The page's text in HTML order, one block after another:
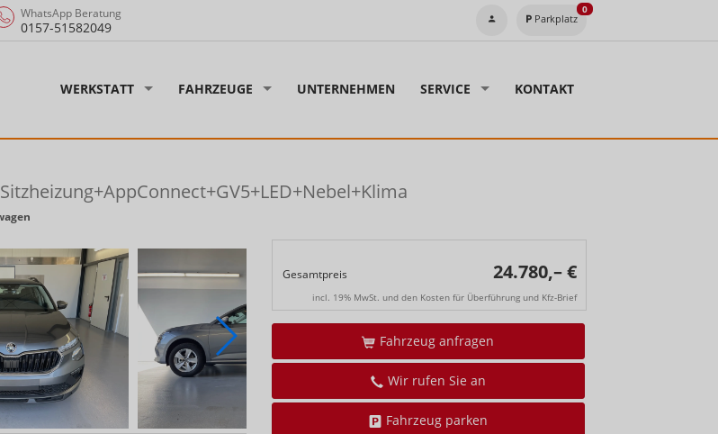
WhatsApp Beratung
0157-51582049
Parkplatz
0
WERKSTATT FAHRZEUGE UNTERNEHMEN SERVICE KONTAKT
Gesamtpreis 24.780,– €
incl. 19% MwSt. und den Kosten für Überführung und Kfz-Brief
Fahrzeug anfragen
Wir rufen Sie an
Fahrzeug parken